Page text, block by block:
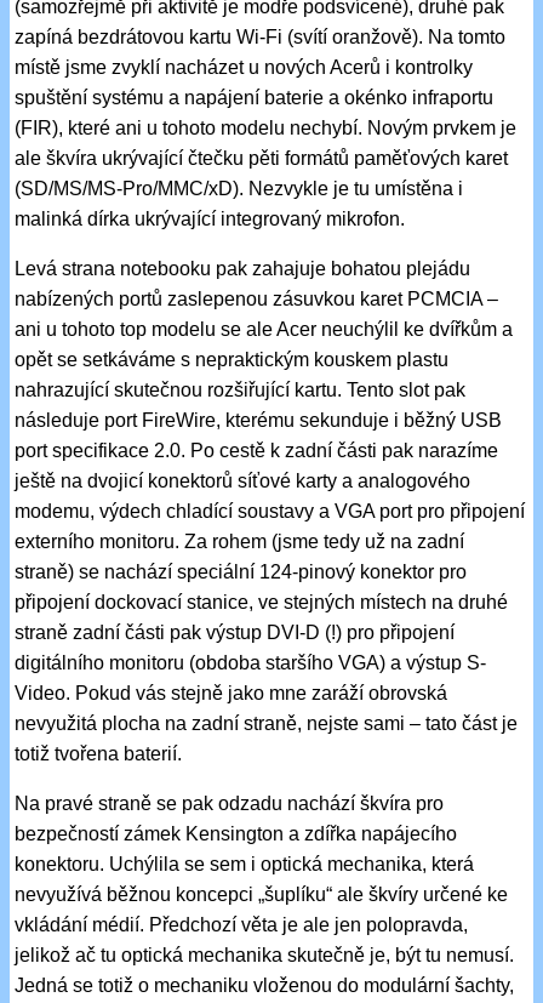
(samozřejmě při aktivitě je modře podsvícené), druhé pak
zapíná bezdrátovou kartu Wi-Fi (svítí oranžově). Na tomto
místě jsme zvyklí nacházet u nových Acerů i kontrolky
spuštění systému a napájení baterie a okénko infraportu
(FIR), které ani u tohoto modelu nechybí. Novým prvkem je
ale škvíra ukrývající čtečku pěti formátů paměťových karet
(SD/MS/MS-Pro/MMC/xD). Nezvykle je tu umístěna i
malinká dírka ukrývající integrovaný mikrofon.
Levá strana notebooku pak zahajuje bohatou plejádu
nabízených portů zaslepenou zásuvkou karet PCMCIA –
ani u tohoto top modelu se ale Acer neuchýlil ke dvířkům a
opět se setkáváme s nepraktickým kouskem plastu
nahrazující skutečnou rozšiřující kartu. Tento slot pak
následuje port FireWire, kterému sekunduje i běžný USB
port specifikace 2.0. Po cestě k zadní části pak narazíme
ještě na dvojicí konektorů síťové karty a analogového
modemu, výdech chladící soustavy a VGA port pro připojení
externího monitoru. Za rohem (jsme tedy už na zadní
straně) se nachází speciální 124-pinový konektor pro
připojení dockovací stanice, ve stejných místech na druhé
straně zadní části pak výstup DVI-D (!) pro připojení
digitálního monitoru (obdoba staršího VGA) a výstup S-
Video. Pokud vás stejně jako mne zaráží obrovská
nevyužitá plocha na zadní straně, nejste sami – tato část je
totiž tvořena baterií.
Na pravé straně se pak odzadu nachází škvíra pro
bezpečností zámek Kensington a zdířka napájecího
konektoru. Uchýlila se sem i optická mechanika, která
nevyužívá běžnou koncepci „šuplíku“ ale škvíry určené ke
vkládání médií. Předchozí věta je ale jen polopravda,
jelikož ač tu optická mechanika skutečně je, být tu nemusí.
Jedná se totiž o mechaniku vloženou do modulární šachty,